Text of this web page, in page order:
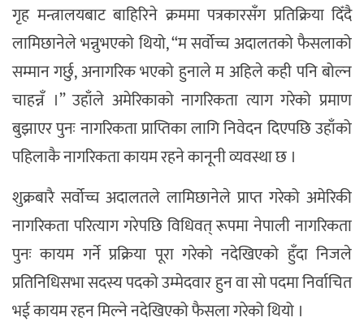
गृह मन्त्रालयबाट बाहिरिने क्रममा पत्रकारसँग प्रतिक्रिया दिँदै
लामिछानेले भन्नुभएको थियो, “म सर्वोच्च अदालतको फैसलाको
सम्मान गर्छु, अनागरिक भएको हुनाले म अहिले कही पनि बोल्न
चाहन्नँ ।” उहाँले अमेरिकाको नागरिकता त्याग गरेको प्रमाण
बुझाएर पुनः नागरिकता प्राप्तिका लागि निवेदन दिएपछि उहाँको
पहिलाकै नागरिकता कायम रहने कानूनी व्यवस्था छ ।
शुक्रबारै सर्वोच्च अदालतले लामिछानेले प्राप्त गरेको अमेरिकी
नागरिकता परित्याग गरेपछि विधिवत् रूपमा नेपाली नागरिकता
पुनः कायम गर्ने प्रक्रिया पूरा गरेको नदेखिएको हुँदा निजले
प्रतिनिधिसभा सदस्य पदको उम्मेदवार हुन वा सो पदमा निर्वाचित
भई कायम रहन मिल्ने नदेखिएको फैसला गरेको थियो ।